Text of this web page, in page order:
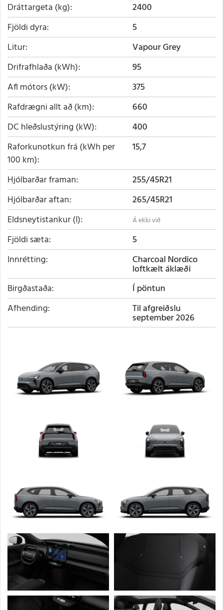
Dráttargeta (kg)
2400
Fjöldi dyra
5
Litur
Vapour Grey
Drifrafhlaða (kWh)
95
Afl mótors (kW)
375
Rafdrægni allt að (km)
660
DC hleðslustýring (kW)
400
Raforkunotkun frá (kWh per
100 km)
15,7
Hjólbarðar framan
255/45R21
Hjólbarðar aftan
265/45R21
Eldsneytistankur (l)
Fjöldi sæta
5
Innrétting
Charcoal Nordico
loftkælt áklæði
Birgðastaða
Í pöntun
Afhending
Til afgreiðslu
september 2026